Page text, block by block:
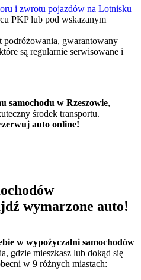
i zwrotu pojazdów na Lotnisku
PKP lub pod wskazanym
podróżowania, gwarantowany
są regularnie serwisowane i
samochodu w Rzeszowie,
środek transportu.
auto online!
wymarzone auto!
w wypożyczalni samochodów
gdzie mieszkasz lub dokąd się
w 9 różnych miastach: